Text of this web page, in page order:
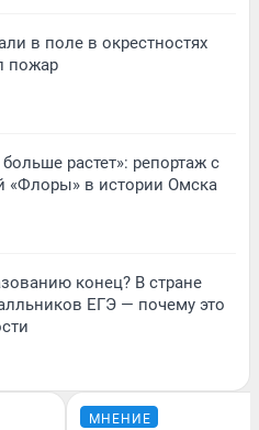
в поле в окрестностях
пожар
растет»: репортаж с
«Флоры» в истории Омска
конец? В стране
ЕГЭ — почему это
МНЕНИЕ